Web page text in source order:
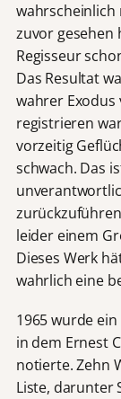
wahrscheinlich
zuvor gesehen
Regisseur
Das Resultat
wahrer Exodus
registrieren
vorzeitig
schwach. Das
leider einem
Dieses Werk
wahrlich eine
1965 wurde
in dem Ernest
notierte. Zehn
Liste, darunter